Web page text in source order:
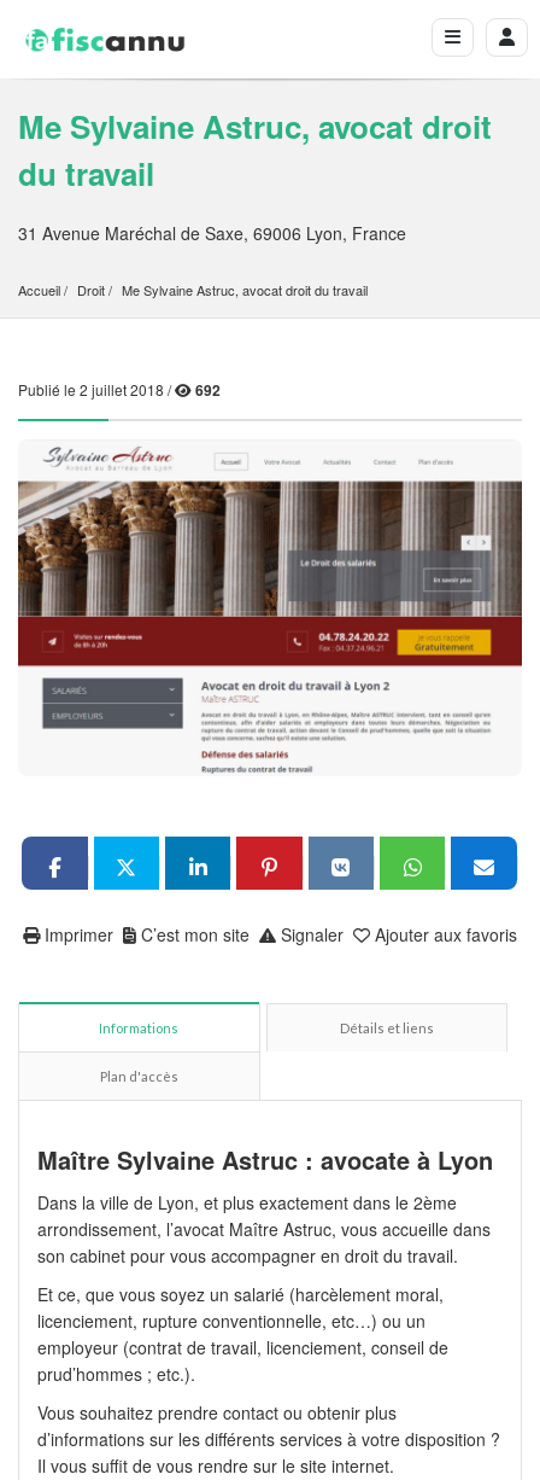
Me Sylvaine Astruc, avocat droit
du travail
31 Avenue Maréchal de Saxe, 69006 Lyon, France
Accueil Droit Me Sylvaine Astruc, avocat droit du travail
Publié le 2 juillet 2018 / 692
Ajouter aux favoris
Signaler
C’est mon site
Imprimer
Informations Détails et liens
Plan d'accès
Maître Sylvaine Astruc : avocate à Lyon
Dans la ville de Lyon, et plus exactement dans le 2ème
arrondissement, l’avocat Maître Astruc, vous accueille dans
son cabinet pour vous accompagner en droit du travail.
Et ce, que vous soyez un salarié (harcèlement moral,
licenciement, rupture conventionnelle, etc…) ou un
employeur (contrat de travail, licenciement, conseil de
prud’hommes ; etc.).
Vous souhaitez prendre contact ou obtenir plus
d’informations sur les différents services à votre disposition ?
Il vous suffit de vous rendre sur le site internet.